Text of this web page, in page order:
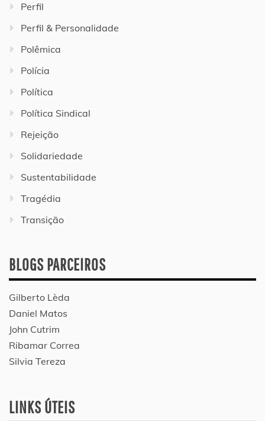
Perfil
Perfil & Personalidade
Polêmica
Polícia
Política
Política Sindical
Rejeição
Solidariedade
Sustentabilidade
Tragédia
Transição
BLOGS PARCEIROS
Gilberto Lèda
Daniel Matos
John Cutrim
Ribamar Correa
Silvia Tereza
LINKS ÚTEIS